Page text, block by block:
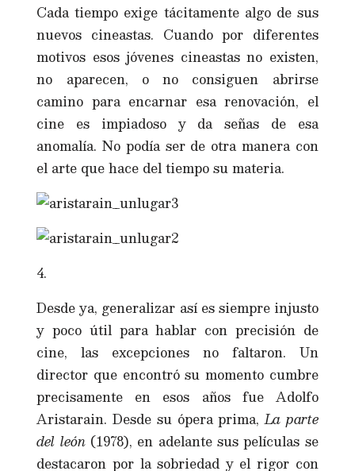
Cada tiempo exige tácitamente algo de sus
nuevos cineastas. Cuando por diferentes
motivos esos jóvenes cineastas no existen,
no aparecen, o no consiguen abrirse
camino para encarnar esa renovación, el
cine es impiadoso y da señas de esa
anomalía. No podía ser de otra manera con
el arte que hace del tiempo su materia.
4.
Desde ya, generalizar así es siempre injusto
y poco útil para hablar con precisión de
cine, las excepciones no faltaron. Un
director que encontró su momento cumbre
precisamente en esos años fue Adolfo
Aristarain. Desde su ópera prima,La parte
del león (1978), en adelante sus películas se
destacaron por la sobriedad y el rigor con